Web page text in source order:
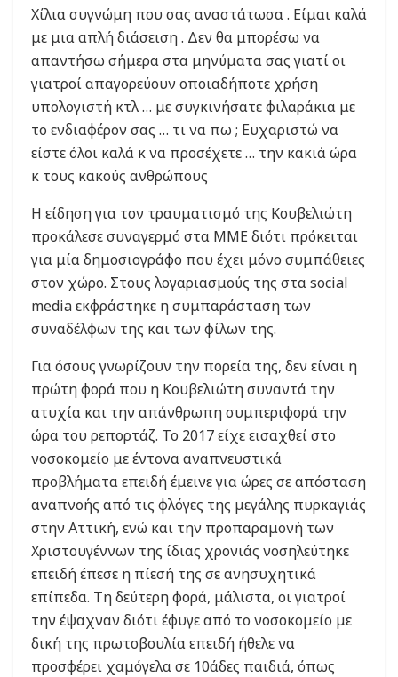
Χίλια συγνώμη που σας αναστάτωσα . Είμαι καλά
με μια απλή διάσειση . Δεν θα μπορέσω να
απαντήσω σήμερα στα μηνύματα σας γιατί οι
γιατροί απαγορεύουν οποιαδήποτε χρήση
υπολογιστή κτλ … με συγκινήσατε φιλαράκια με
το ενδιαφέρον σας … τι να πω ; Ευχαριστώ να
είστε όλοι καλά κ να προσέχετε … την κακιά ώρα
κ τους κακούς ανθρώπους
Η είδηση για τον τραυματισμό της Κουβελιώτη
προκάλεσε συναγερμό στα ΜΜΕ διότι πρόκειται
για μία δημοσιογράφο που έχει μόνο συμπάθειες
στον χώρο. Στους λογαριασμούς της στα social
media εκφράστηκε η συμπαράσταση των
συναδέλφων της και των φίλων της.
Για όσους γνωρίζουν την πορεία της, δεν είναι η
πρώτη φορά που η Κουβελιώτη συναντά την
ατυχία και την απάνθρωπη συμπεριφορά την
ώρα του ρεπορτάζ. Το 2017 είχε εισαχθεί στο
νοσοκομείο με έντονα αναπνευστικά
προβλήματα επειδή έμεινε για ώρες σε απόσταση
αναπνοής από τις φλόγες της μεγάλης πυρκαγιάς
στην Αττική, ενώ και την προπαραμονή των
Χριστουγέννων της ίδιας χρονιάς νοσηλεύτηκε
επειδή έπεσε η πίεσή της σε ανησυχητικά
επίπεδα. Τη δεύτερη φορά, μάλιστα, οι γιατροί
την έψαχναν διότι έφυγε από το νοσοκομείο με
δική της πρωτοβουλία επειδή ήθελε να
προσφέρει χαμόγελα σε 10άδες παιδιά, όπως